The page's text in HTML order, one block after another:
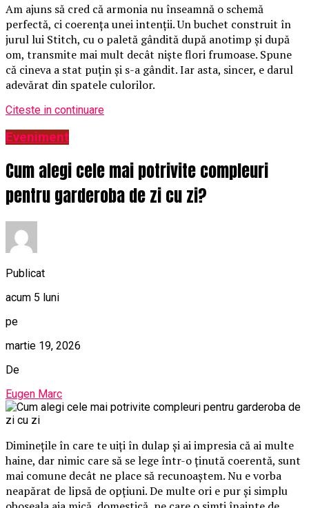
Am ajuns să cred că armonia nu înseamnă o schemă
perfectă, ci coerența unei intenții. Un buchet construit în
jurul lui Stitch, cu o paletă gândită după anotimp și după
om, transmite mai mult decât niște flori frumoase. Spune
că cineva a stat puțin și s-a gândit. Iar asta, sincer, e darul
adevărat din spatele culorilor.
Citeste in continuare
Eveniment
Cum alegi cele mai potrivite compleuri
pentru garderoba de zi cu zi?
Publicat
acum 5 luni
pe
martie 19, 2026
De
Eugen Marc
Diminețile în care te uiți în dulap și ai impresia că ai multe
haine, dar nimic care să se lege într-o ținută coerentă, sunt
mai comune decât ne place să recunoaștem. Nu e vorba
neapărat de lipsă de opțiuni. De multe ori e pur și simplu